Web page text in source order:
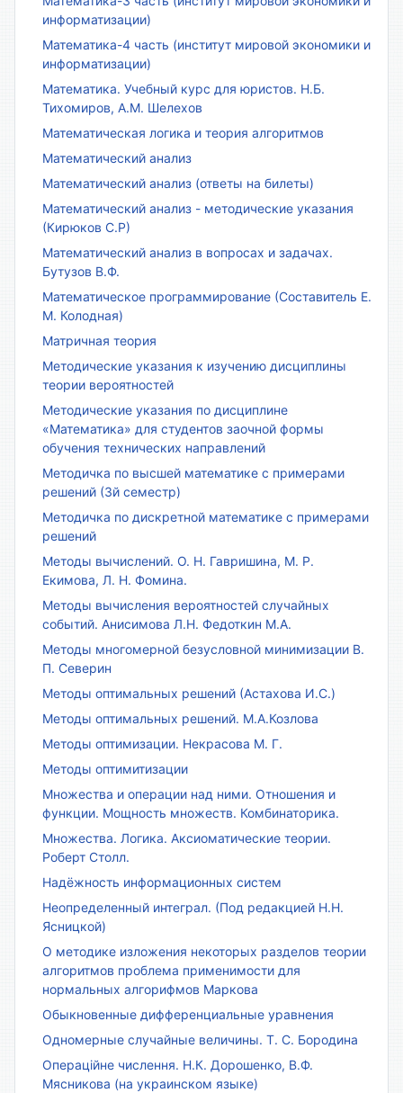
информатизации)
Математика-4 часть (институт мировой экономики и
информатизации)
Математика. Учебный курс для юристов. Н.Б.
Тихомиров, А.М. Шелехов
Математическая логика и теория алгоритмов
Математический анализ
Математический анализ (ответы на билеты)
Математический анализ - методические указания
(Кирюков С.Р)
Математический анализ в вопросах и задачах.
Бутузов В.Ф.
Математическое программирование (Составитель Е.
М. Колодная)
Матричная теория
Методические указания к изучению дисциплины
теории вероятностей
Методические указания по дисциплине
«Математика» для студентов заочной формы
обучения технических направлений
Методичка по высшей математике с примерами
решений (3й семестр)
Методичка по дискретной математике с примерами
решений
Методы вычислений. О. Н. Гавришина, М. Р.
Екимова, Л. Н. Фомина.
Методы вычисления вероятностей случайных
событий. Анисимова Л.Н. Федоткин М.А.
Методы многомерной безусловной минимизации В.
П. Северин
Методы оптимальных решений (Астахова И.С.)
Методы оптимальных решений. М.А.Козлова
Методы оптимизации. Некрасова М. Г.
Методы оптимитизации
Множества и операции над ними. Отношения и
функции. Мощность множеств. Комбинаторика.
Множества. Логика. Аксиоматические теории.
Роберт Столл.
Надёжность информационных систем
Неопределенный интеграл. (Под редакцией Н.Н.
Ясницкой)
О методике изложения некоторых разделов теории
алгоритмов проблема применимости для
нормальных алгорифмов Маркова
Обыкновенные дифференциальные уравнения
Одномерные случайные величины. Т. С. Бородина
Операційне числення. Н.К. Дорошенко, В.Ф.
Мясникова (на украинском языке)